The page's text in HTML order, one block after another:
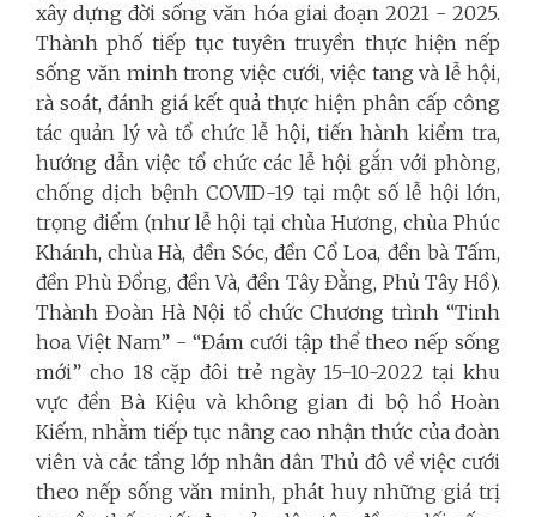
xây dựng đời sống văn hóa giai đoạn 2021 - 2025.
Thành phố tiếp tục tuyên truyền thực hiện nếp
sống văn minh trong việc cưới, việc tang và lễ hội,
rà soát, đánh giá kết quả thực hiện phân cấp công
tác quản lý và tổ chức lễ hội, tiến hành kiểm tra,
hướng dẫn việc tổ chức các lễ hội gắn với phòng,
chống dịch bệnh COVID-19 tại một số lễ hội lớn,
trọng điểm (như lễ hội tại chùa Hương, chùa Phúc
Khánh, chùa Hà, đền Sóc, đền Cổ Loa, đền bà Tấm,
đền Phù Đổng, đền Và, đền Tây Đằng, Phủ Tây Hồ).
Thành Đoàn Hà Nội tổ chức Chương trình “Tinh
hoa Việt Nam” - “Đám cưới tập thể theo nếp sống
mới” cho 18 cặp đôi trẻ ngày 15-10-2022 tại khu
vực đền Bà Kiệu và không gian đi bộ hồ Hoàn
Kiếm, nhằm tiếp tục nâng cao nhận thức của đoàn
viên và các tầng lớp nhân dân Thủ đô về việc cưới
theo nếp sống văn minh, phát huy những giá trị